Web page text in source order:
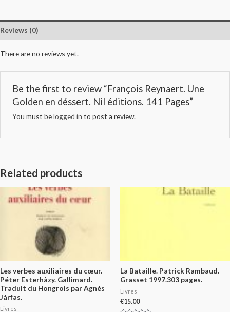
Reviews (0)
There are no reviews yet.
Be the first to review “François Reynaert. Une
Golden en déssert. Nil éditions. 141 Pages”
You must belogged in to post a review.
Related products
Les verbes auxiliaires du cœur.
Péter Esterhàzy. Gallimard.
Traduit du Hongrois par Agnès
Járfas.
Livres
La Bataille. Patrick Rambaud.
Grasset 1997.303 pages.
Livres
€15.00